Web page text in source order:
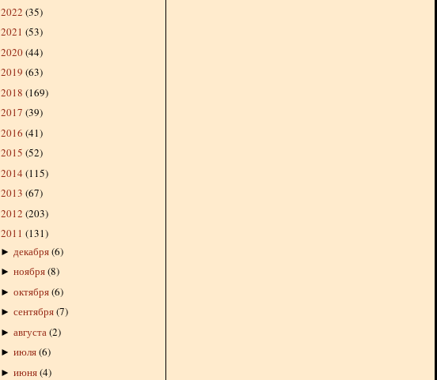
2022 (35)
2021 (53)
2020(44)
2019 (63)
2018 (169)
2017 (39)
2016 (41)
2015 (52)
2014 (115)
2013 (67)
2012 (203)
2011 (131)
► декабря(6)
► ноября(8)
► октября(6)
► сентября(7)
► августа (2)
► июля(6)
► июня(4)